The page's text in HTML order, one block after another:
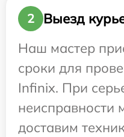
2
Выезд
Наш мастер
сроки для
Infinix. При
неисправности
доставим